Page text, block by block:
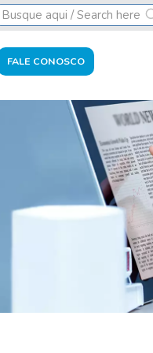
FALE CONOSCO